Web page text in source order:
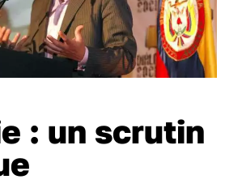
: un scrutin